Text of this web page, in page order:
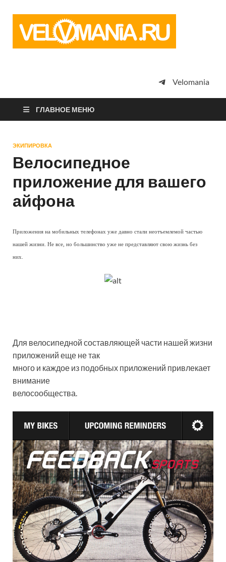
просто
Velomania
ГЛАВНОЕ МЕНЮ
ЭКИПИРОВКА
Велосипедное
приложение для вашего
айфона
Приложения на мобильных телефонах уже давно стали неотъемлемой частью
нашей жизни. Не все, но большинство уже не представляют свою жизнь без
них.
Для велосипедной составляющей части нашей жизни
приложений еще не так
много и каждое из подобных приложений привлекает
внимание
велосообщества.